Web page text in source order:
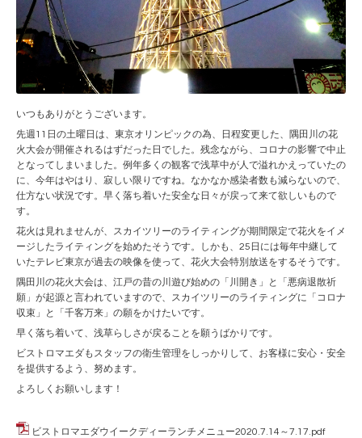
いつもありがとうございます。
先週11日の土曜日は、東京オリンピックの為、日程変更した、隅田川の花
火大会が開催されるはずだった日でした。残念ながら、コロナの影響で中止
となってしまいました。例年多くの観客で浅草中が人で溢れかえっていたの
に、今年はやはり、寂しい限りですね。なかなか感染者数も減らないので、
仕方ない状況です。早く落ち着いた安全な日々が戻って来て欲しいもので
す。
花火は見れませんが、スカイツリーのライティングが期間限定で花火をイメ
ージしたライティングを始めたそうです。しかも、25日には毎年中継して
いたテレビ東京が過去の映像を使って、花火大会特別放送をするそうです。
隅田川の花火大会は、江戸の昔の川遊び始めの「川開き」と「悪病退散祈
願」が起源と言われていますので、スカイツリーのライティングに「コロナ
収束」と「千客万来」の願をかけたいです。
早く落ち着いて、浅草らしさが戻ることを願うばかりです。
ビストロマエダもスタッフの衛生管理をしっかりして、お客様に安心・安全
を提供するよう、努めます。
よろしくお願いします！
ビストロマエダウイークディーランチメニュー2020.7.14～7.17.pdf